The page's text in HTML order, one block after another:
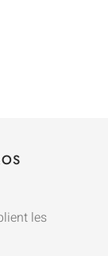
les